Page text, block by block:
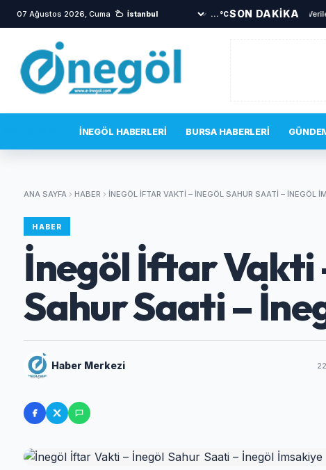
07 Ağustos 2026, Cuma ...°CSON DAKİKA
İNEGÖL HABERLERI BURSA HABERLERI
ANA SAYFA HABER İNEGÖL İFTAR VAKTI – İNEGÖL SAHUR SAATI – İNEGÖL
HABER
İnegöl İftar Vakti
Sahur Saati –
Haber Merkezi